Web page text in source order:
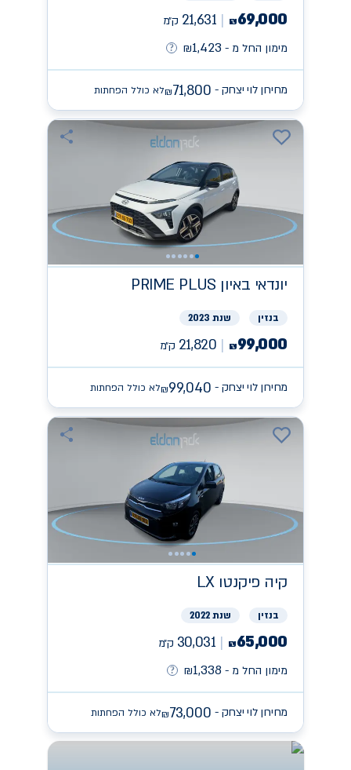
₪69,000
21,631 ק״מ
מימון החל מ -
₪1,423
מחירון לוי יצחק - ₪71,800 לא כולל הפחתות
יונדאי PRIME PLUS באיון
בנזין שנת 2023
₪99,000
21,820 ק״מ
מחירון לוי יצחק - ₪99,040 לא כולל הפחתות
קיה פיקנטו LX
בנזין שנת 2022
₪65,000
30,031 ק״מ
מימון החל מ -
₪1,338
מחירון לוי יצחק - ₪73,000 לא כולל הפחתות